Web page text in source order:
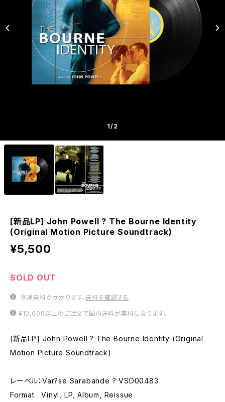
1/2
[新品LP] John Powell ? The Bourne Identity
(Original Motion Picture Soundtrack)
¥5,500
SOLD OUT
別途送料がかかります。送料を確認する
¥10,000以上のご注文で国内送料が無料になります。
[新品LP] John Powell ? The Bourne Identity (Original
Motion Picture Soundtrack)
レーベル：Var?se Sarabande ? VSD00483
Format : Vinyl, LP, Album, Reissue